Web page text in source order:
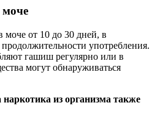
моче
моче от 10 до 30 дней, в
употребления.
гашиш регулярно или в
могут обнаруживаться
из организма также